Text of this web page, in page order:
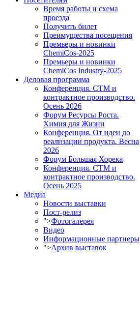
Время работы и схема
проезда
Получить билет
Преимущества посещения
Премьеры и новинки
ChemiCos-2025
Премьеры и новинки
ChemiCos Industry-2025
Деловая программа
Конференция. СТМ и
контрактное производство.
Осень 2026
Форум Ресурсы Роста.
Химия для Жизни
Конференция. От идеи до
реализации продукта. Весна
2026
Форум Большая Хорека
Конференция. СТМ и
контрактное производство.
Осень 2025
Медиа
Новости выставки
Пост-релиз
">Фотогалерея
Видео
Информационные партнеры
">Архив выставок